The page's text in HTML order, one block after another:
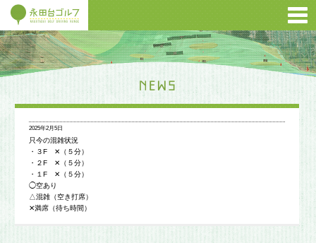
2025年2月5日
只今の混雑状況
・３F ✕（５分）
・２F ✕（５分）
・１F ✕（５分）
◯空あり
△混雑（空き打席）
✕満席（待ち時間）